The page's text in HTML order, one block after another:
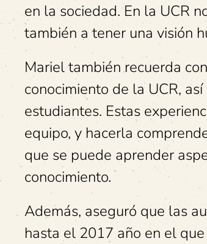
en la sociedad. En la UCR
también a tener una visión
Mariel también recuerda
conocimiento de la UCR,
estudiantes. Estas
equipo, y hacerla
que se puede aprender
conocimiento.
Además, aseguró que las
hasta el 2017 año en el